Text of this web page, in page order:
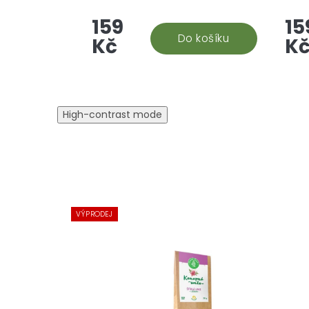
159
Kč Do košíku
unikátní směs bylin vám
pomůže navodit stav
opravdové pohody a...
Kč
High-contrast mode
VÝPRODEJ